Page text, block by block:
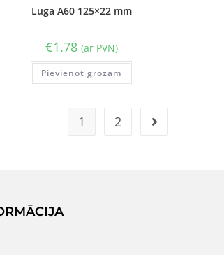
Luga A60 125×22 mm
€1.78 (ar PVN)
Pievienot grozam
1 2